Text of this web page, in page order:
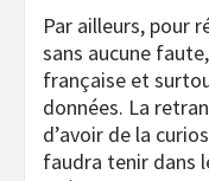
Par ailleurs, pour
sans aucune
française et
données. La
d’avoir de la
faudra tenir dans